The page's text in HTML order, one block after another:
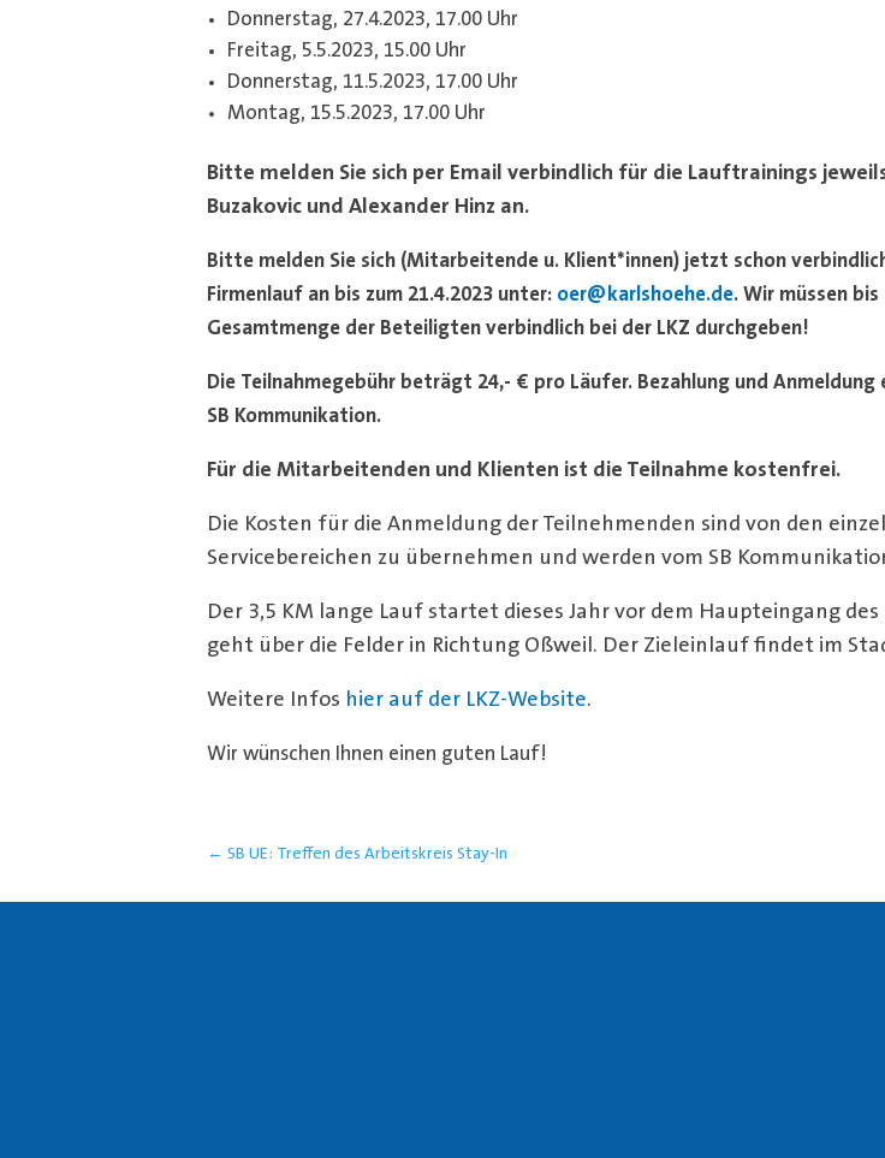
Donnerstag, 27.4.2023, 17.00 Uhr
Freitag, 5.5.2023, 15.00 Uhr
Donnerstag, 11.5.2023, 17.00 Uhr
Montag, 15.5.2023, 17.00 Uhr
Bitte melden Sie sich per Email verbindlich für die Lauftrainings
Buzakovic und Alexander Hinz an.
Bitte melden Sie sich (Mitarbeitende u. Klient*innen) jetzt schon
Firmenlauf an bis zum 21.4.2023 unter: oer@karlshoehe.de. Wir müssen
Gesamtmenge der Beteiligten verbindlich bei der LKZ durchgeben!
Die Teilnahmegebühr beträgt 24,- € pro Läufer. Bezahlung und
SB Kommunikation.
Für die Mitarbeitenden und Klienten ist die Teilnahme kostenfrei.
Die Kosten für die Anmeldung der Teilnehmenden sind von den
Servicebereichen zu übernehmen und werden vom SB
Der 3,5 KM lange Lauf startet dieses Jahr vor dem Haupteingang
geht über die Felder in Richtung Oßweil. Der Zieleinlauf findet im
Weitere Infos hier auf der LKZ-Website.
Wir wünschen Ihnen einen guten Lauf!
← SB UE: Treffen des Arbeitskreis Stay-In